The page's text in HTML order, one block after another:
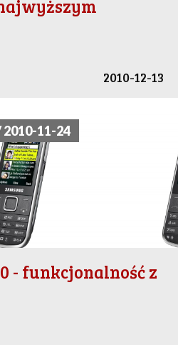
2010-12-13
2010-11-24
- funkcjonalność z